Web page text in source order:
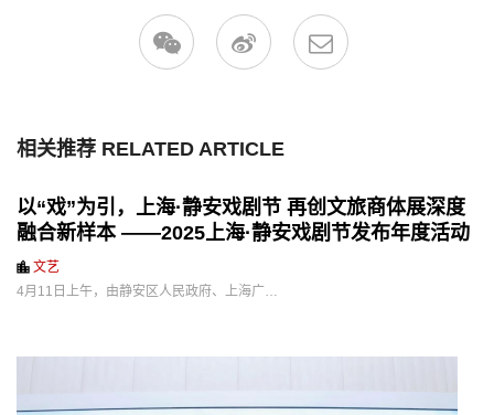
相关推荐 RELATED ARTICLE
以“戏”为引，上海·静安戏剧节 再创文旅商体展深度
融合新样本 ——2025上海·静安戏剧节发布年度活动
文艺
4月11日上午，由静安区人民政府、上海广…